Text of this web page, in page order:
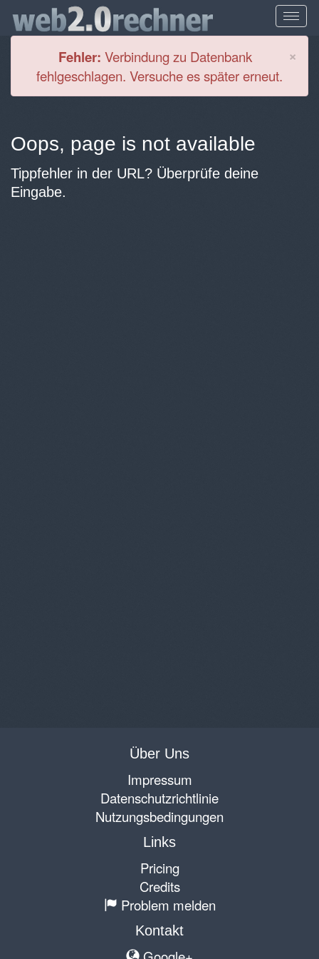
×
Fehler: Verbindung zu Datenbank
fehlgeschlagen. Versuche es später erneut.
Oops, page is not available
Tippfehler in der URL? Überprüfe deine
Eingabe.
Über Uns
Impressum
Datenschutzrichtlinie
Nutzungsbedingungen
Links
Pricing
Credits
Problem melden
Kontakt